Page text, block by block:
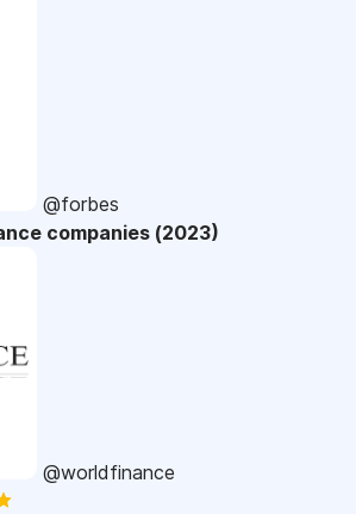
@forbes
companies (2023)
@worldfinance